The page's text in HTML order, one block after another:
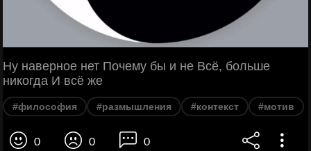
Ну наверное нет Почему бы и не Всё, больше
никогда И всё же
#философия #размышления #контекст #мотив
0 0 0